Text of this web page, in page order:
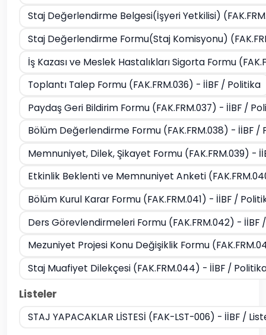
Staj Değerlendirme Belgesi(İşyeri Yetkilisi)
Staj Değerlendirme Formu(Staj Komisyonu)
İş Kazası ve Meslek Hastalıkları Sigorta Formu
Toplantı Talep Formu (FAK.FRM.036) - İİBF / Politika
Paydaş Geri Bildirim Formu (FAK.FRM.037) - İİBF /
Bölüm Değerlendirme Formu (FAK.FRM.038) - İİBF /
Memnuniyet, Dilek, Şikayet Formu (FAK.FRM.039) -
Etkinlik Beklenti ve Memnuniyet Anketi
Bölüm Kurul Karar Formu (FAK.FRM.041) - İİBF /
Ders Görevlendirmeleri Formu (FAK.FRM.042) - İİBF
Mezuniyet Projesi Konu Değişiklik Formu
Staj Muafiyet Dilekçesi (FAK.FRM.044) - İİBF /
Listeler
STAJ YAPACAKLAR LİSTESİ (FAK-LST-006) - İİBF /